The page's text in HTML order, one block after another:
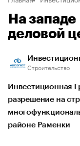
На
деловой
Строительство
Инвестиционная
разрешение на
районе Раменки